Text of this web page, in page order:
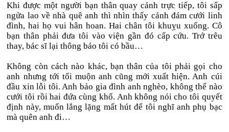
Khi được một người bạn thân quay cảnh trực tiếp, tôi sấp
ngửa lao về nhà quê anh thì nhìn thấy cảnh đám cưới linh
đình, hai họ vui hân hoan. Hai chân tôi khuỵu xuống. Cô
bạn thân phải đưa tôi vào viện gần đó cấp cứu. Trớ trêu
thay, bác sĩ lại thông báo tôi có bầu…
Không còn cách nào khác, bạn thân của tôi phải gọi cho
anh nhưng tới tối muộn anh cũng mới xuất hiện. Anh cúi
đầu xin lỗi tôi. Anh bảo gia đình anh nghèo, không thể nào
cưới tôi rồi hai đứa cùng khổ. Anh không nói cho tôi quyết
định này, muốn lẳng lặng mất hút để tôi nghĩ anh phụ bạc
mà quên anh đi…